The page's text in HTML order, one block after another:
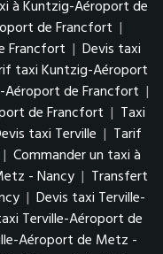
à Kuntzig-Aéroport de
de Francfort |
Francfort | Devis taxi
taxi Kuntzig-Aéroport
Aéroport de Francfort |
de Francfort | Taxi
taxi Terville | Tarif
| Commander un taxi à
- Nancy | Transfert
| Devis taxi Terville-
Terville-Aéroport de
Aéroport de Metz -